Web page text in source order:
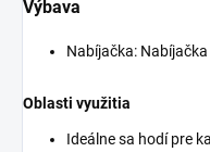
Výbava
Nabíjačka:
Oblasti využitia
Ideálne sa hodí pre